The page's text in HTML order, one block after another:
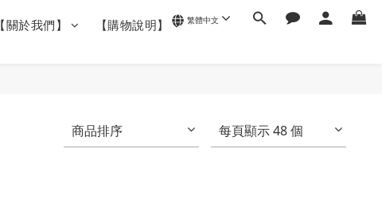
【關於我們】 【購物說明】 繁體中文
商品排序 每頁顯示 48 個